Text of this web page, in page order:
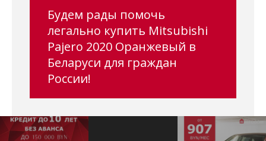
Будем рады помочь
легально купить Mitsubishi
Pajero 2020 Оранжевый в
Беларуси для граждан
России!